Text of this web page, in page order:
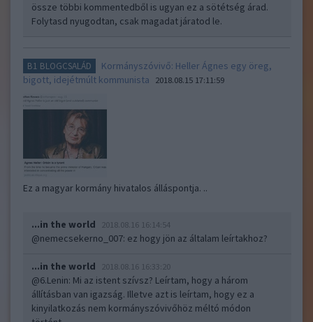
össze többi kommentedből is ugyan ez a sötétség árad.
Folytasd nyugodtan, csak magadat járatod le.
B1 BLOGCSALÁD
Kormányszóvivő: Heller Ágnes egy öreg,
bigott, idejétmúlt kommunista
2018.08.15 17:11:59
Ez a magyar kormány hivatalos álláspontja. ..
...in the world 2018.08.16 16:14:54
@nemecsekerno_007: ez hogy jön az általam leírtakhoz?
...in the world 2018.08.16 16:33:20
@6.Lenin: Mi az istent szívsz? Leírtam, hogy a három
állításban van igazság. Illetve azt is leírtam, hogy ez a
kinyilatkozás nem kormányszóvivőhöz méltó módon